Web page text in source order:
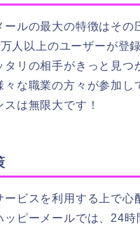
ールの最大の特徴はその
人以上のユーザーが登
タリの相手がきっと見つ
々な職業の方々が参加し
スは無限大です！
ービスを利用する上で心
ッピーメールでは、24